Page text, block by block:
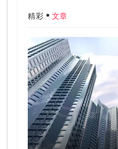
精彩 文章